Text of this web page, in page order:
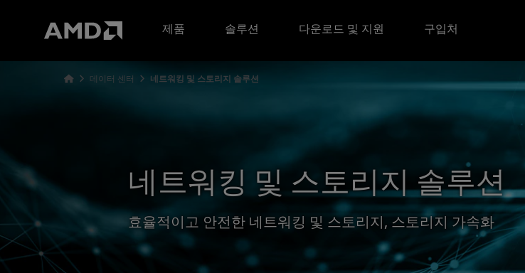
제품
솔루션 다운로드 및 지원 구입처
데이터 센터 네트워킹 및 스토리지 솔루션
네트워킹 및 스토리지 솔루션
효율적이고 안전한 네트워킹 및 스토리지, 스토리지 가속화